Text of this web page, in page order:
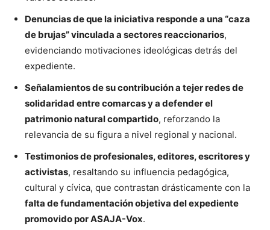
Denuncias de que la iniciativa responde a una “caza
de brujas” vinculada a sectores reaccionarios,
evidenciando motivaciones ideológicas detrás del
expediente.
Señalamientos de su contribución a tejer redes de
solidaridad entre comarcas y a defender el
patrimonio natural compartido, reforzando la
relevancia de su figura a nivel regional y nacional.
Testimonios de profesionales, editores, escritores y
activistas, resaltando su influencia pedagógica,
cultural y cívica, que contrastan drásticamente con la
falta de fundamentación objetiva del expediente
promovido por ASAJA-Vox.